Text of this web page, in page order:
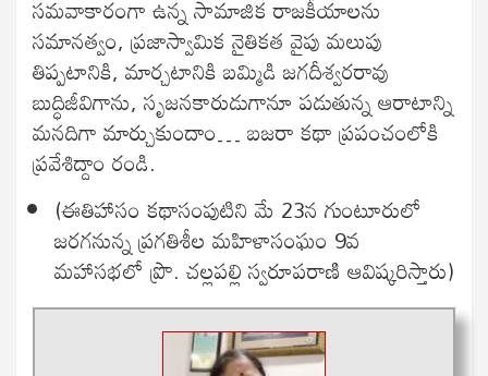
సమవాకారంగా ఉన్న సామాజిక రాజకీయాలను
సమానత్వం, ప్రజాస్వామిక నైతికత వైపు మలుపు
తిప్పటానికి, మార్చటానికి బమ్మిడి జగదీశ్వరరావు
బుద్ధిజీవిగాను, సృజనకారుడుగానూ పడుతున్న ఆరాటాన్ని
మనదిగా మార్చుకుందాం… బజరా కథా ప్రపంచంలోకి
ప్రవేశిద్దాం రండి.
(ఈతిహాసం కథాసంపుటిని మే 23న గుంటూరులో
జరగనున్న ప్రగతిశీల మహిళాసంఘం 9వ
మహాసభలో ప్రొ. చల్లపల్లి స్వరూపరాణి ఆవిష్కరిస్తారు)